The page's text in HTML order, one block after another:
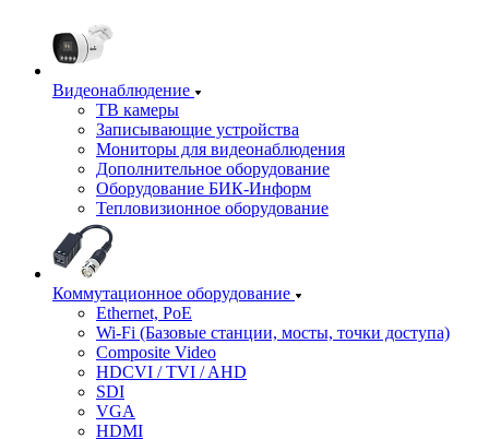
Видеонаблюдение
ТВ камеры
Записывающие устройства
Мониторы для видеонаблюдения
Дополнительное оборудование
Оборудование БИК-Информ
Тепловизионное оборудование
Коммутационное оборудование
Ethernet, PoE
Wi-Fi (Базовые станции, мосты, точки доступа)
Composite Video
HDCVI / TVI / AHD
SDI
VGA
HDMI